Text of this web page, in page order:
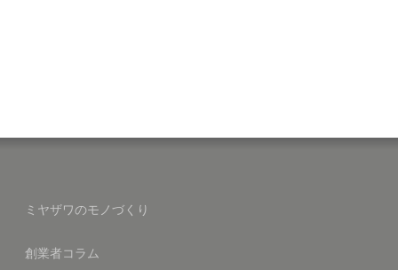
ミヤザワのモノづくり
創業者コラム